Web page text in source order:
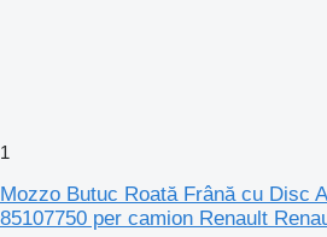
1
Mozzo Butuc Roată Frână cu Disc
85107750 per camion Renault